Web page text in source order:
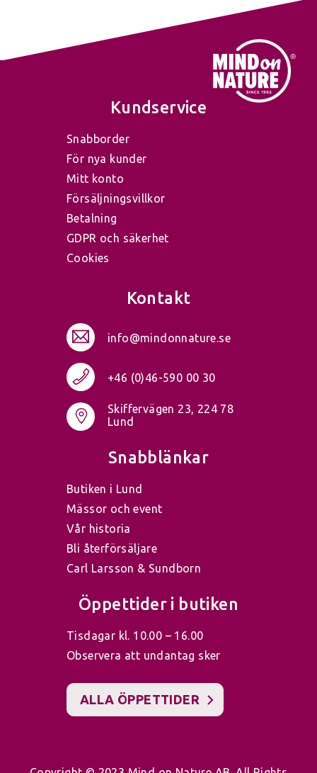
Kundservice
Snabborder
För nya kunder
Mitt konto
Försäljningsvillkor
Betalning
GDPR och säkerhet
Cookies
Kontakt
info@mindonnature.se
+46 (0)46-590 00 30
Skiffervägen 23, 224 78
Lund
Snabblänkar
Butiken i Lund
Mässor och event
Vår historia
Bli återförsäljare
Carl Larsson & Sundborn
Öppettider i butiken
Tisdagar kl. 10.00 – 16.00
Observera att undantag sker
ALLA ÖPPETTIDER